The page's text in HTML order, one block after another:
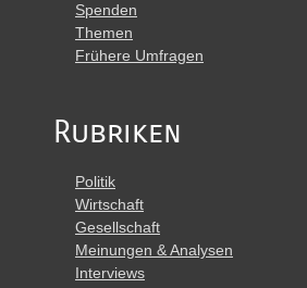
Spenden
Themen
Frühere Umfragen
Rubriken
Politik
Wirtschaft
Gesellschaft
Meinungen & Analysen
Interviews